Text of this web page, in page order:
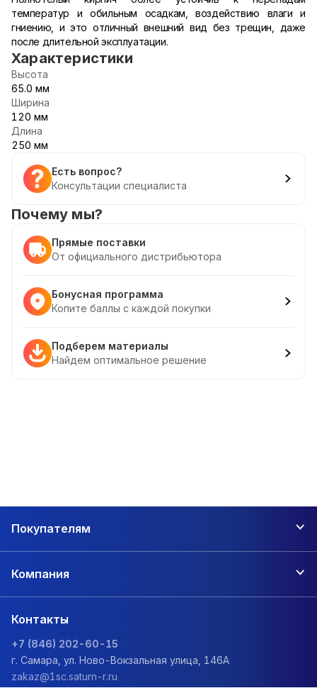
температур и обильным осадкам, воздействию влаги и
гниению, и это отличный внешний вид без трещин, даже
после длительной эксплуатации.
Характеристики
Высота
65.0 мм
Ширина
120 мм
Длина
250 мм
Есть вопрос?
Консультации специалиста
Почему мы?
Прямые поставки
От официального дистрибьютора
Бонусная программа
Копите баллы с каждой покупки
Подберем материалы
Найдем оптимальное решение
Покупателям
Компания
Контакты
+7 (846) 202-60-15
г. Самара, ул. Ново-Вокзальная улица, 146А
zakaz@1sc.saturn-r.ru